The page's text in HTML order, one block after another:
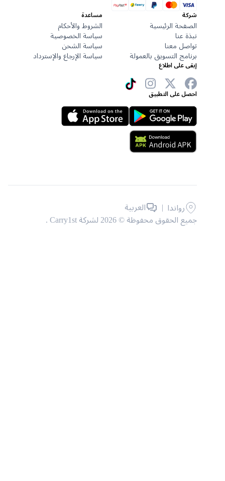
الصفحة الرئيسية
نبذة عنا
تواصل معنا
برنامج التسويق بالعمولة
مساعدة
الشروط والأحكام
سياسة الخصوصية
سياسة الشحن
سياسة الإرجاع والإسترداد
إبقى على اطلاع
احصل على التطبيق
جميع الحقوق محفوظة © 2026 لشركة Carry1st .
رواندا العربية